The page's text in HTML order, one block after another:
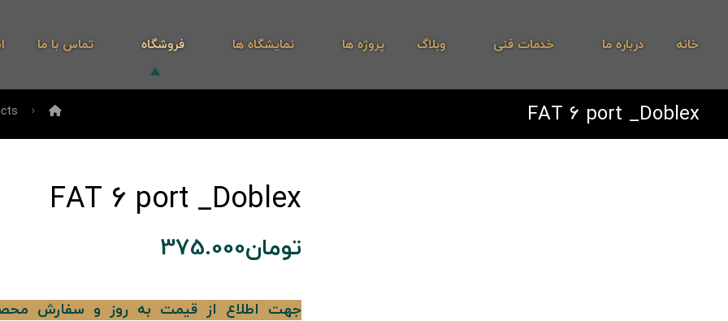
خانه درباره ما خدمات فنی وبلاگ پروژه ها نمایشگاه ها فروشگاه تماس با ما
FAT 6 port _Doblex
FAT 6 port _Doblex
تومان375.000
جهت اطلاع از قیمت به روز و سفارش